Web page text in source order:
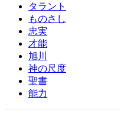
タラント
ものさし
忠実
才能
旭川
神の尺度
聖書
能力